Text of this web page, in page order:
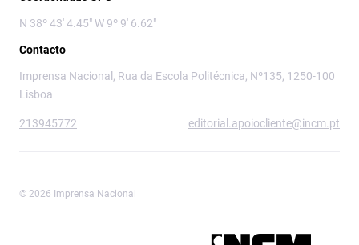
N 38º 43' 4.45" W 9º 9' 6.62"
Contacto
Imprensa Nacional, Rua da Escola Politécnica, Nº135, 1250-100
Lisboa
213945772 editorial.apoiocliente@incm.pt
© 2026 Imprensa Nacional